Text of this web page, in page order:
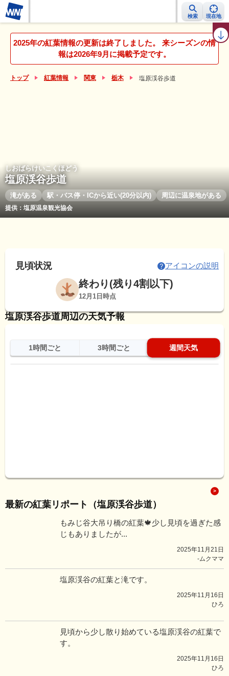
検索 現在地
紅葉レーダー 紅葉ニュース 京都 見頃カレンダー 名所ランキング
2025年の紅葉情報の更新は終了しました。 来シーズンの情
報は2026年9月に掲載予定です。
トップ 紅葉情報 関東 栃木 塩原渓谷歩道
しおばらけいこくほどう
塩原渓谷歩道
滝がある 駅・バス停・ICから近い(20分以内) 周辺に温泉地がある
提供：塩原温泉観光協会
見頃状況 アイコンの説明
終わり(残り4割以下)
12月1日時点
塩原渓谷歩道周辺の天気予報
1時間ごと 3時間ごと 週間天気
最新の紅葉リポート（塩原渓谷歩道）
もみじ谷大吊り橋の紅葉🍁少し見頃を過ぎた感
じもありましたが...
2025年11月21日
-ムクママ
塩原渓谷の紅葉と滝です。
2025年11月16日
ひろ
見頃から少し散り始めている塩原渓谷の紅葉で
す。
2025年11月16日
ひろ